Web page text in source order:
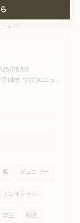
08/05
ル✨️
08/03
当店ではまつげメニューとネイルの同時施術可能です！
鳳 ジュエリー
フェイシャル
学生 駅近